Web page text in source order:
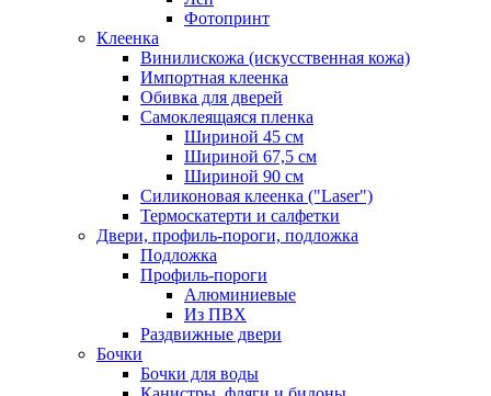
Фотопринт
Клеенка
Винилискожа (искусственная кожа)
Импортная клеенка
Обивка для дверей
Самоклеящаяся пленка
Шириной 45 см
Шириной 67,5 см
Шириной 90 см
Силиконовая клеенка ("Laser")
Термоскатерти и салфетки
Двери, профиль-пороги, подложка
Подложка
Профиль-пороги
Алюминиевые
Из ПВХ
Раздвижные двери
Бочки
Бочки для воды